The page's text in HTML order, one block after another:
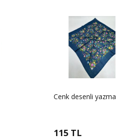
Cenk desenli yazma
115 TL